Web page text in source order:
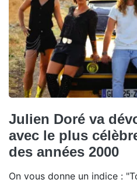
Julien Doré va
avec le plus
des années 2000
On vous donne un indice :